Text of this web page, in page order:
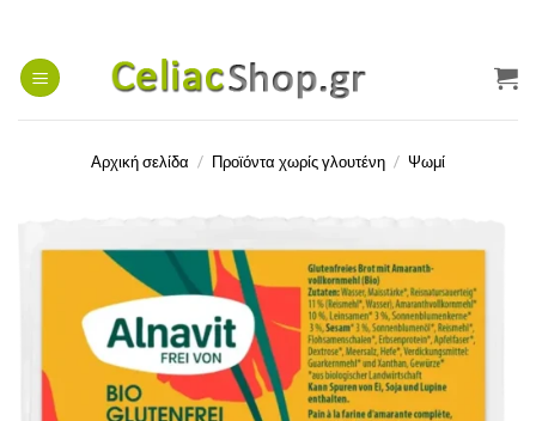
περιεχόμενο
Αρχική σελίδα / Προϊόντα χωρίς γλουτένη / Ψωμί